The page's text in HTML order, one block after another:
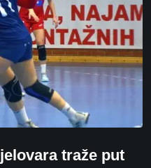
traže put